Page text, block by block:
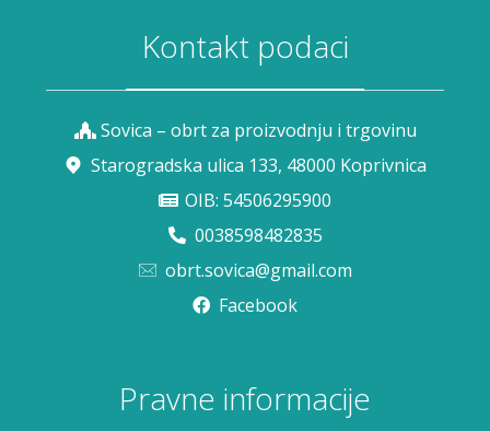
Kontakt podaci
Sovica – obrt za proizvodnju i trgovinu
Starogradska ulica 133, 48000 Koprivnica
OIB: 54506295900
0038598482835
obrt.sovica@gmail.com
Facebook
Pravne informacije